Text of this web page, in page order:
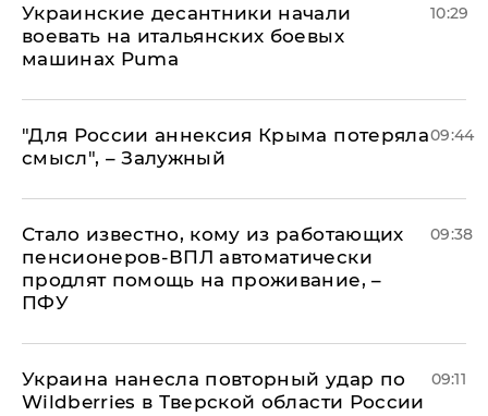
Украинские десантники начали
воевать на итальянских боевых
машинах Puma
10:29
"Для России аннексия Крыма потеряла
смысл", – Залужный
09:44
Стало известно, кому из работающих
пенсионеров-ВПЛ автоматически
продлят помощь на проживание, –
ПФУ
09:38
Украина нанесла повторный удар по
Wildberries в Тверской области России
09:11